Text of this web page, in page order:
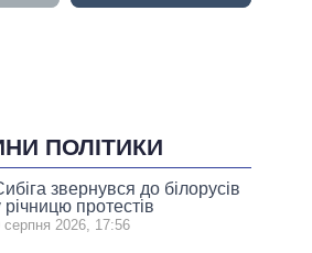
ПОЛІТИКИ
звернувся до білорусів
річницю протестів
серпня 2026, 17:56